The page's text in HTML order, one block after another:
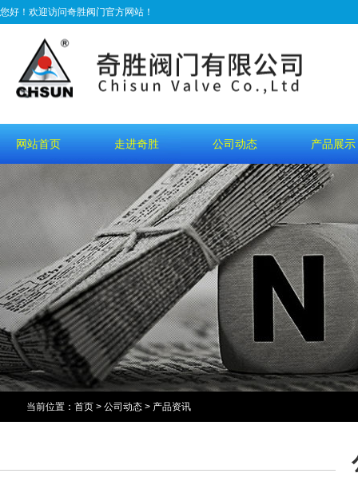
您好！欢迎访问奇胜阀门官方网站！
网站首页 走进奇胜 公司动态 产品展示
当前位置： 首页 > 公司动态 > 产品资讯